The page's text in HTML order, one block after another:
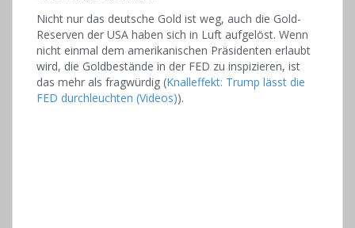
Nicht nur das deutsche Gold ist weg, auch die Gold-
Reserven der USA haben sich in Luft aufgelöst. Wenn
nicht einmal dem amerikanischen Präsidenten erlaubt
wird, die Goldbestände in der FED zu inspizieren, ist
das mehr als fragwürdig (Knalleffekt: Trump lässt die
FED durchleuchten (Videos)).